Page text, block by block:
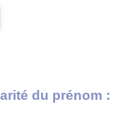
du prénom :